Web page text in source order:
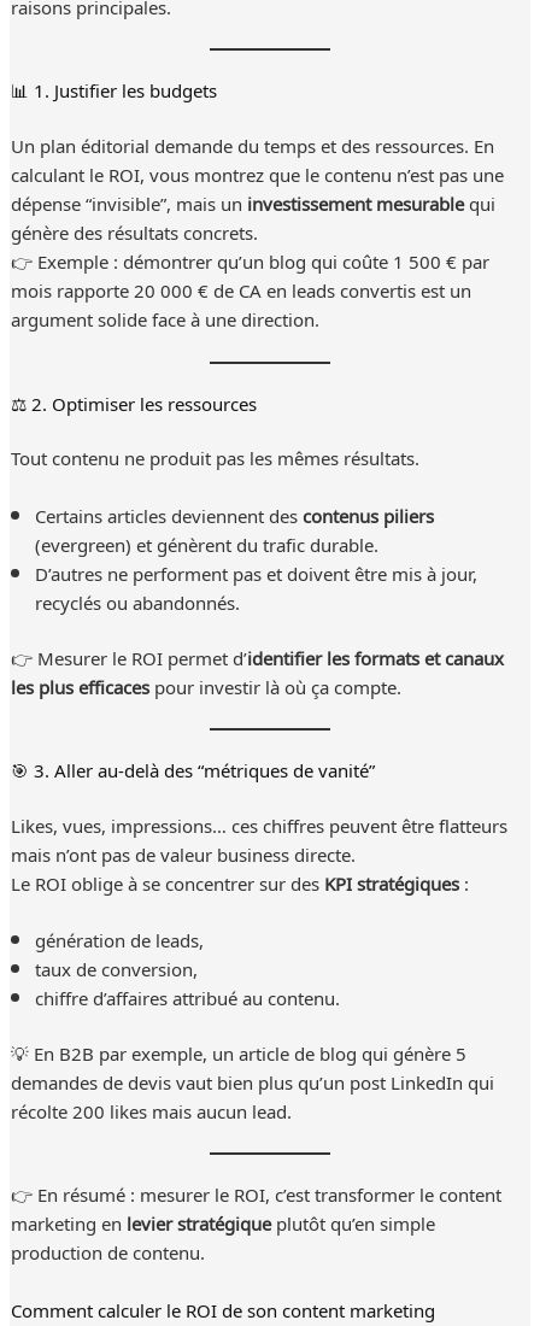
📊 1. Justifier les budgets
Un plan éditorial demande du temps et des ressources. En
calculant le ROI, vous montrez que le contenu n’est pas une
dépense “invisible”, mais un investissement mesurablequi
génère des résultats concrets.
👉 Exemple : démontrer qu’un blog qui coûte 1 500 € par
mois rapporte 20 000 € de CA en leads convertis est un
argument solide face à une direction.
⚖️ 2. Optimiser les ressources
Tout contenu ne produit pas les mêmes résultats.
Certains articles deviennent descontenus piliers
(evergreen) et génèrent du trafic durable.
D’autres ne performent pas et doivent être mis à jour,
recyclés ou abandonnés.
👉 Mesurer le ROI permet d’identifier les formats et canaux
les plus efficacespour investir là où ça compte.
🎯 3. Aller au-delà des “métriques de vanité”
Likes, vues, impressions… ces chiffres peuvent être flatteurs
mais n’ont pas de valeur business directe.
Le ROI oblige à se concentrer sur desKPI stratégiques:
génération de leads,
taux de conversion,
chiffre d’affaires attribué au contenu.
💡 En B2B par exemple, un article de blog qui génère 5
demandes de devis vaut bien plus qu’un post LinkedIn qui
récolte 200 likes mais aucun lead.
👉 En résumé : mesurer le ROI, c’est transformer le content
marketing en levier stratégiqueplutôt qu’en simple
production de contenu.
Comment calculer le ROI de son content marketing